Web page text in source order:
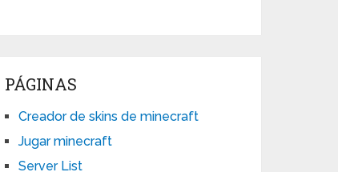
PÁGINAS
Creador de skins de minecraft
Jugar minecraft
Server List